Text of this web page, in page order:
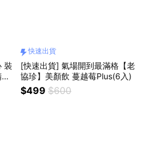
裝
快速出貨
[快速出貨] 氣場開到最滿格【老
協珍】美顏飲 蔓越莓Plus(6入)
$499 $600